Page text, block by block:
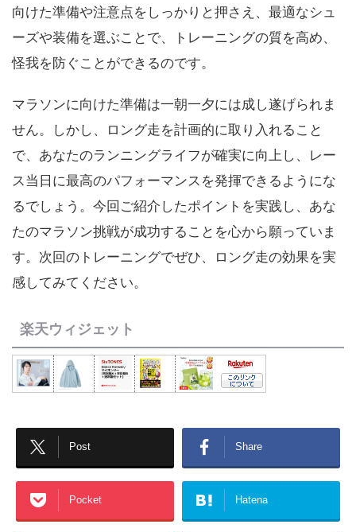
向けた準備や注意点をしっかりと押さえ、最適なシュ
ーズや装備を選ぶことで、トレーニングの質を高め、
怪我を防ぐことができるのです。
マラソンに向けた準備は一朝一夕には成し遂げられま
せん。しかし、ロング走を計画的に取り入れること
で、あなたのランニングライフが確実に向上し、レー
ス当日に最高のパフォーマンスを発揮できるようにな
るでしょう。今回ご紹介したポイントを実践し、あな
たのマラソン挑戦が成功することを心から願っていま
す。次回のトレーニングでぜひ、ロング走の効果を実
感してみてください。
楽天ウィジェット
Post Share
Pocket Hatena